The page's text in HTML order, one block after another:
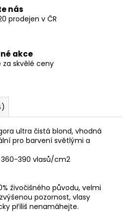
nás
prodejen v ČR
akce
za skvělé ceny
ultra čistá blond, vhodná
pro barvení světlými a
360-390 vlasů/cm2
živočišného původu, velmi
pozornost, vlasy
příliš nenamáhejte.